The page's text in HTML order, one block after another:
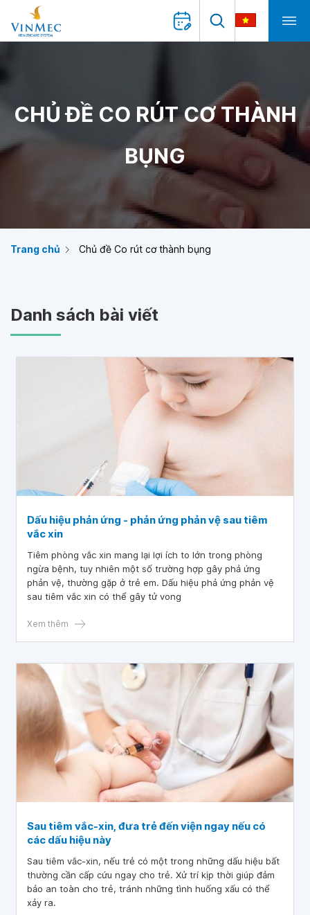
CHỦ ĐỀ CO RÚT CƠ THÀNH
BỤNG
Trang chủ Chủ đề Co rút cơ thành bụng
Danh sách bài viết
Dấu hiệu phản ứng - phản ứng phản vệ sau tiêm
vắc xin
Tiêm phòng vắc xin mang lại lợi ích to lớn trong phòng
ngừa bệnh, tuy nhiên một số trường hợp gây phả ứng
phản vệ, thường gặp ở trẻ em. Dấu hiệu phả ứng phản vệ
sau tiêm vắc xin có thể gây tử vong
Xem thêm
Sau tiêm vắc-xin, đưa trẻ đến viện ngay nếu có
các dấu hiệu này
Sau tiêm vắc-xin, nếu trẻ có một trong những dấu hiệu bất
thường cần cấp cứu ngay cho trẻ. Xử trí kịp thời giúp đảm
bảo an toàn cho trẻ, tránh những tình huống xấu có thể
xảy ra.